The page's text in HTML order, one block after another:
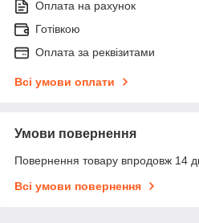
Оплата на рахунок
Готівкою
Оплата за реквізитами
Всі умови оплати
Умови повернення
Повернення товару впродовж 14
Всі умови повернення